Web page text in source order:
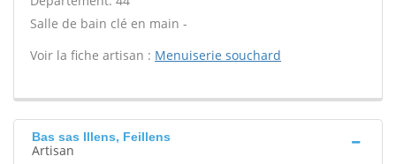
Salle de bain clé en main -
Voir la fiche artisan : Menuiserie souchard
Bas sas Illens, Feillens
Artisan